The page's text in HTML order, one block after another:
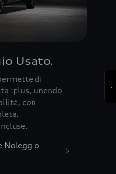
Usato.
di
:plus, unendo
con
Noleggio